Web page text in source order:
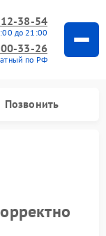
38-54
до 21:00
33-26
по РФ
Позвонить